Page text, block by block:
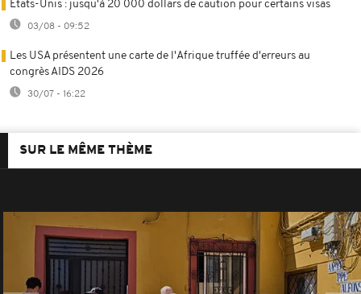
États-Unis : jusqu'à 20 000 dollars de caution pour certains visas
03/08 - 09:52
Les USA présentent une carte de l'Afrique truffée d'erreurs au
congrès AIDS 2026
30/07 - 16:22
SUR LE MÊME THÈME